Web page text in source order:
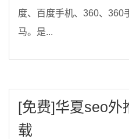
度、百度手机、360、360
马。是...
[免费]华夏seo外
载